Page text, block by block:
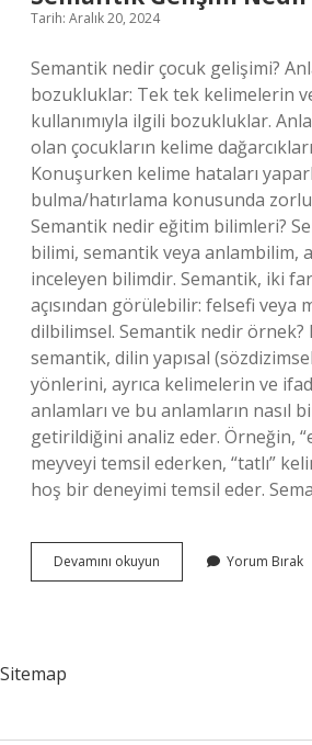
Tarih: Aralık 20, 2024
Semantik nedir çocuk gelişimi?
bozukluklar: Tek tek kelimelerin
kullanımıyla ilgili bozukluklar.
olan çocukların kelime dağarcıkları
Konuşurken kelime hataları
bulma/hatırlama konusunda
Semantik nedir eğitim bilimleri?
bilimi, semantik veya anlambilim,
inceleyen bilimdir. Semantik, iki
açısından görülebilir: felsefi veya
dilbilimsel. Semantik nedir örnek?
semantik, dilin yapısal
yönlerini, ayrıca kelimelerin ve
anlamları ve bu anlamların nasıl
getirildiğini analiz eder. Örneğin,
meyveyi temsil ederken, “tatlı”
hoş bir deneyimi temsil eder.
Devamını okuyun Semantik
Gelişim
Yorum Bırak
Sitemap